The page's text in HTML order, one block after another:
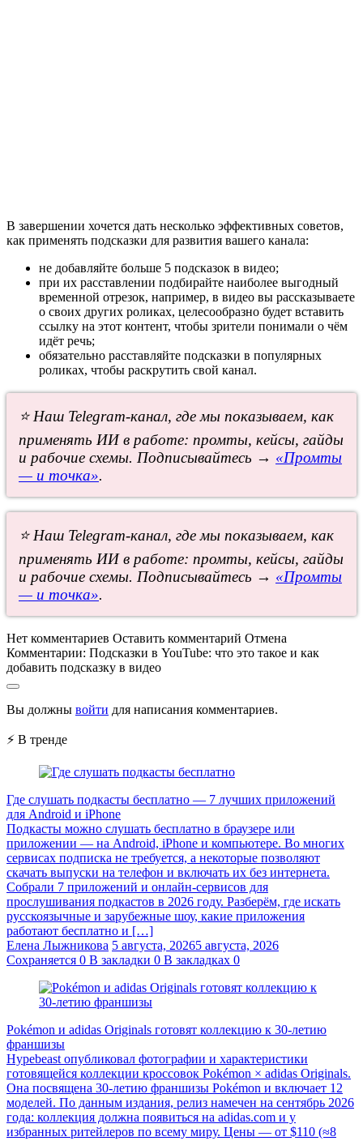
В завершении хочется дать несколько эффективных советов,
как применять подсказки для развития вашего канала:
не добавляйте больше 5 подсказок в видео;
при их расставлении подбирайте наиболее выгодный
временной отрезок, например, в видео вы рассказываете
о своих других роликах, целесообразно будет вставить
ссылку на этот контент, чтобы зрители понимали о чём
идёт речь;
обязательно расставляйте подсказки в популярных
роликах, чтобы раскрутить свой канал.
⭐ Наш Telegram-канал, где мы показываем, как
применять ИИ в работе: промты, кейсы, гайды
и рабочие схемы. Подписывайтесь → «Промты
— и точка».
⭐ Наш Telegram-канал, где мы показываем, как
применять ИИ в работе: промты, кейсы, гайды
и рабочие схемы. Подписывайтесь → «Промты
— и точка».
Нет комментариев Оставить комментарий Отмена
Комментарии: Подсказки в YouTube: что это такое и как
добавить подсказку в видео
Вы должны войти для написания комментариев.
⚡ В тренде
Где слушать подкасты бесплатно — 7 лучших приложений
для Android и iPhone
Подкасты можно слушать бесплатно в браузере или
приложении — на Android, iPhone и компьютере. Во многих
сервисах подписка не требуется, а некоторые позволяют
скачать выпуски на телефон и включать их без интернета.
Собрали 7 приложений и онлайн-сервисов для
прослушивания подкастов в 2026 году. Разберём, где искать
русскоязычные и зарубежные шоу, какие приложения
работают бесплатно и […]
Елена Лыжникова 5 августа, 20265 августа, 2026
Сохраняется 0 В закладки 0 В закладках 0
Pokémon и adidas Originals готовят коллекцию к 30-летию
франшизы
Hypebeast опубликовал фотографии и характеристики
готовящейся коллекции кроссовок Pokémon × adidas Originals.
Она посвящена 30-летию франшизы Pokémon и включает 12
моделей. По данным издания, релиз намечен на сентябрь 2026
года: коллекция должна появиться на adidas.com и у
избранных ритейлеров по всему миру. Цены — от $110 (≈8